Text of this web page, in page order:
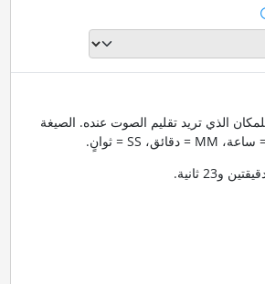
الذي تريد تقليم الصوت عنده. الصيغة